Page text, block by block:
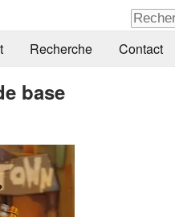
Recherche Contact
base